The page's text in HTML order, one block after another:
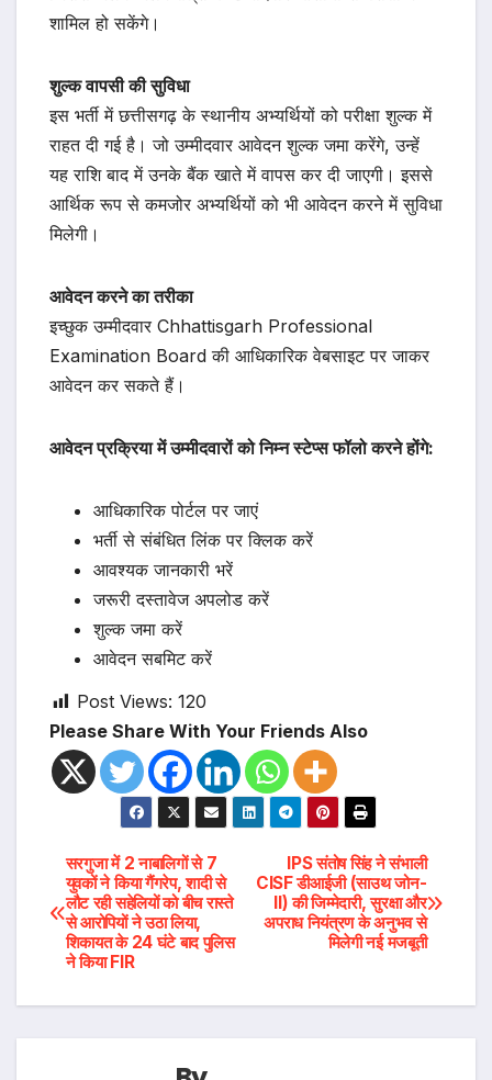
शामिल हो सकेंगे।
शुल्क वापसी की सुविधा
इस भर्ती में छत्तीसगढ़ के स्थानीय अभ्यर्थियों को परीक्षा शुल्क में
राहत दी गई है। जो उम्मीदवार आवेदन शुल्क जमा करेंगे, उन्हें
यह राशि बाद में उनके बैंक खाते में वापस कर दी जाएगी। इससे
आर्थिक रूप से कमजोर अभ्यर्थियों को भी आवेदन करने में सुविधा
मिलेगी।
आवेदन करने का तरीका
इच्छुक उम्मीदवार Chhattisgarh Professional
Examination Board की आधिकारिक वेबसाइट पर जाकर
आवेदन कर सकते हैं।
आवेदन प्रक्रिया में उम्मीदवारों को निम्न स्टेप्स फॉलो करने होंगे:
आधिकारिक पोर्टल पर जाएं
भर्ती से संबंधित लिंक पर क्लिक करें
आवश्यक जानकारी भरें
जरूरी दस्तावेज अपलोड करें
शुल्क जमा करें
आवेदन सबमिट करें
Post Views: 120
Please Share With Your Friends Also
Post
navigation
IPS संतोष सिंह ने संभाली
CISF डीआईजी (साउथ जोन-
II) की जिम्मेदारी, सुरक्षा और
अपराध नियंत्रण के अनुभव से
मिलेगी नई मजबूती
सरगुजा में 2 नाबालिगों से 7
युवकों ने किया गैंगरेप, शादी से
लौट रही सहेलियों को बीच रास्ते
से आरोपियों ने उठा लिया,
शिकायत के 24 घंटे बाद पुलिस
ने किया FIR